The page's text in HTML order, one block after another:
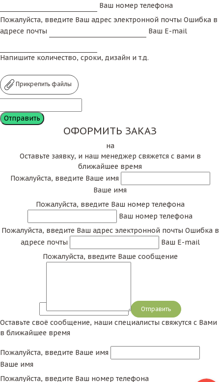
Ваш номер телефона
Пожалуйста, введите Ваш адрес электронной почты Ошибка в
адресе почты
Ваш E-mail
Напишите количество, сроки, дизайн и т.д.
Прикрепить файлы
ОФОРМИТЬ ЗАКАЗ
на
Оставьте заявку, и наш менеджер свяжется с вами в
ближайшее время
Пожалуйста, введите Ваше имя
Ваше имя
Пожалуйста, введите Ваш номер телефона
Ваш номер телефона
Пожалуйста, введите Ваш адрес электронной почты Ошибка в
адресе почты
Ваш E-mail
Пожалуйста, введите Ваше сообщение
Сообщение
Оставьте своё сообщение, наши специалисты свяжутся с Вами
в ближайшее время
Пожалуйста, введите Ваше имя
Ваше имя
Пожалуйста, введите Ваш номер телефона